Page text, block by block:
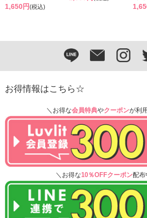
1,650円(税込)
お得情報はこちら☆
＼お得な会員特典やクーポンが利
＼お得な10％OFFクーポン配